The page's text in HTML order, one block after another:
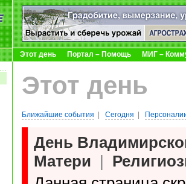
Этот день Портал – Помощь МИГ –
Этот день
Ближайшие события Сегодня
День
Матери |